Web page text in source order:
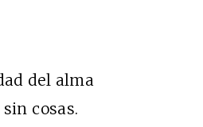
del alma
cosas.